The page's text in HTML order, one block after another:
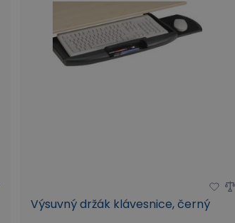
Výsuvný držák klávesnice, černý